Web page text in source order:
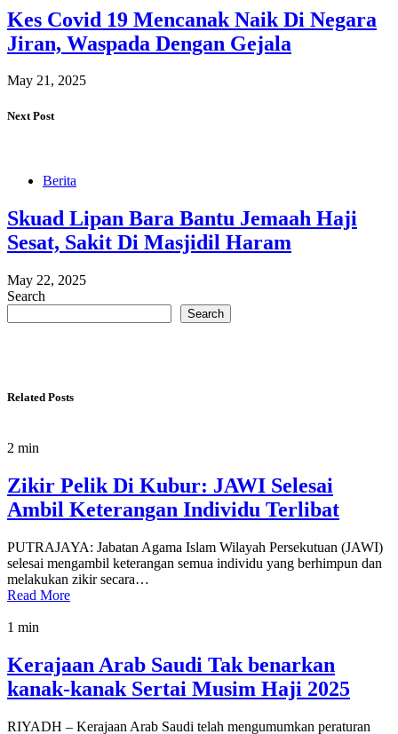
Kes Covid 19 Mencanak Naik Di Negara
Jiran, Waspada Dengan Gejala
May 21, 2025
Next Post
Berita
Skuad Lipan Bara Bantu Jemaah Haji
Sesat, Sakit Di Masjidil Haram
May 22, 2025
Search
Search
Related Posts
2 min
Zikir Pelik Di Kubur: JAWI Selesai
Ambil Keterangan Individu Terlibat
PUTRAJAYA: Jabatan Agama Islam Wilayah Persekutuan (JAWI)
selesai mengambil keterangan semua individu yang berhimpun dan
melakukan zikir secara…
Read More
1 min
Kerajaan Arab Saudi Tak benarkan
kanak-kanak Sertai Musim Haji 2025
RIYADH – Kerajaan Arab Saudi telah mengumumkan peraturan